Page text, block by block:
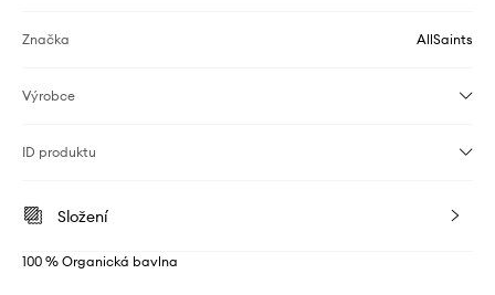
Značka AllSaints
Výrobce
ID produktu
Složení
100 % Organická bavlna